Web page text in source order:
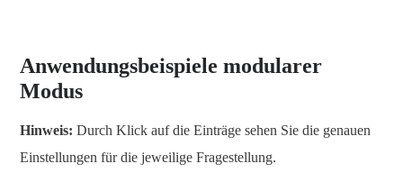
Anwendungsbeispiele modularer
Modus
Hinweis: Durch Klick auf die Einträge sehen Sie die genauen
Einstellungen für die jeweilige Fragestellung.